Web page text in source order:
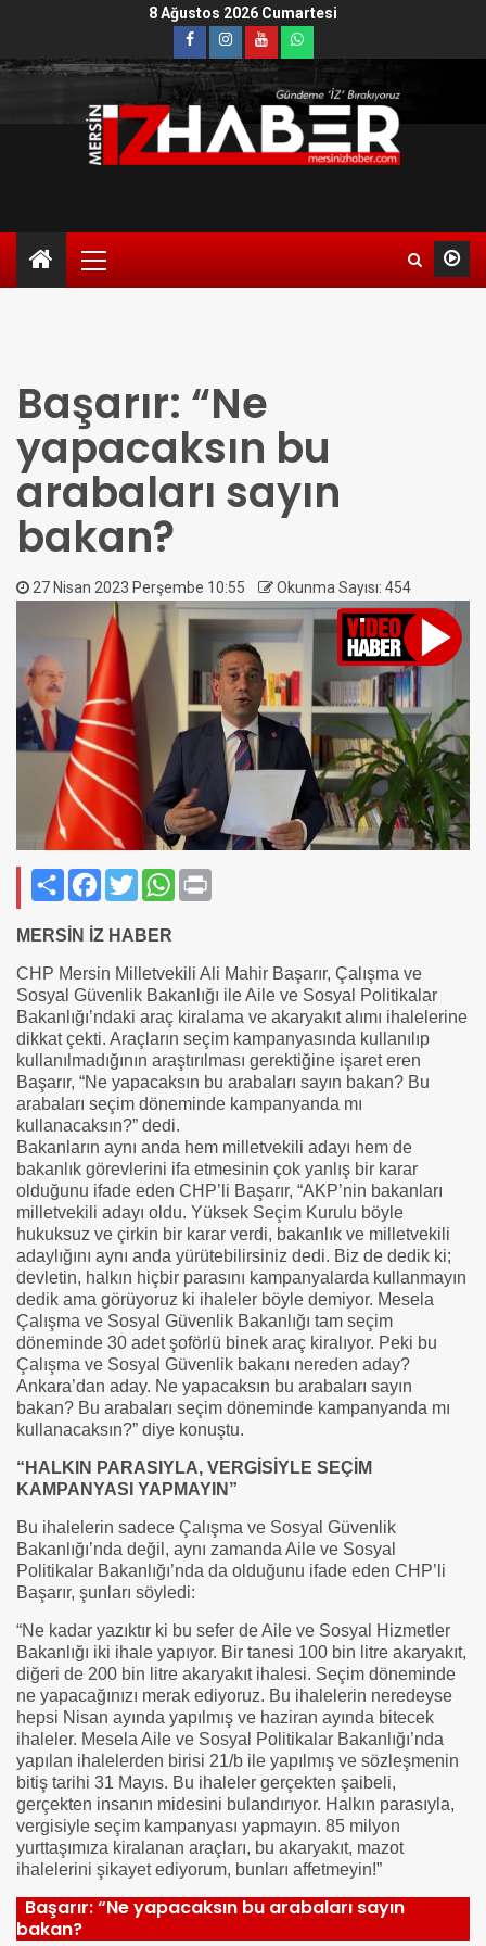
8 Ağustos 2026 Cumartesi
Başarır: “Ne
yapacaksın bu
arabaları sayın
bakan?
27 Nisan 2023 Perşembe 10:55 Okunma Sayısı: 454
PaylaşFacebook
TwitterWhatsApp
MERSİN İZ HABER
CHP Mersin Milletvekili Ali Mahir Başarır, Çalışma ve
Sosyal Güvenlik Bakanlığı ile Aile ve Sosyal Politikalar
Bakanlığı’ndaki araç kiralama ve akaryakıt alımı ihalelerine
dikkat çekti. Araçların seçim kampanyasında kullanılıp
kullanılmadığının araştırılması gerektiğine işaret eren
Başarır, “Ne yapacaksın bu arabaları sayın bakan? Bu
arabaları seçim döneminde kampanyanda mı
kullanacaksın?” dedi.
Bakanların aynı anda hem milletvekili adayı hem de
bakanlık görevlerini ifa etmesinin çok yanlış bir karar
olduğunu ifade eden CHP’li Başarır, “AKP’nin bakanları
milletvekili adayı oldu. Yüksek Seçim Kurulu böyle
hukuksuz ve çirkin bir karar verdi, bakanlık ve milletvekili
adaylığını aynı anda yürütebilirsiniz dedi. Biz de dedik ki;
devletin, halkın hiçbir parasını kampanyalarda kullanmayın
dedik ama görüyoruz ki ihaleler böyle demiyor. Mesela
Çalışma ve Sosyal Güvenlik Bakanlığı tam seçim
döneminde 30 adet şoförlü binek araç kiralıyor. Peki bu
Çalışma ve Sosyal Güvenlik bakanı nereden aday?
Ankara’dan aday. Ne yapacaksın bu arabaları sayın
bakan? Bu arabaları seçim döneminde kampanyanda mı
kullanacaksın?” diye konuştu.
“HALKIN PARASIYLA, VERGİSİYLE SEÇİM
KAMPANYASI YAPMAYIN”
Bu ihalelerin sadece Çalışma ve Sosyal Güvenlik
Bakanlığı’nda değil, aynı zamanda Aile ve Sosyal
Politikalar Bakanlığı’nda da olduğunu ifade eden CHP’li
Başarır, şunları söyledi:
“Ne kadar yazıktır ki bu sefer de Aile ve Sosyal Hizmetler
Bakanlığı iki ihale yapıyor. Bir tanesi 100 bin litre akaryakıt,
diğeri de 200 bin litre akaryakıt ihalesi. Seçim döneminde
ne yapacağınızı merak ediyoruz. Bu ihalelerin neredeyse
hepsi Nisan ayında yapılmış ve haziran ayında bitecek
ihaleler. Mesela Aile ve Sosyal Politikalar Bakanlığı’nda
yapılan ihalelerden birisi 21/b ile yapılmış ve sözleşmenin
bitiş tarihi 31 Mayıs. Bu ihaleler gerçekten şaibeli,
gerçekten insanın midesini bulandırıyor. Halkın parasıyla,
vergisiyle seçim kampanyası yapmayın. 85 milyon
yurttaşımıza kiralanan araçları, bu akaryakıt, mazot
ihalelerini şikayet ediyorum, bunları affetmeyin!”
Başarır: “Ne yapacaksın bu arabaları sayın
bakan?